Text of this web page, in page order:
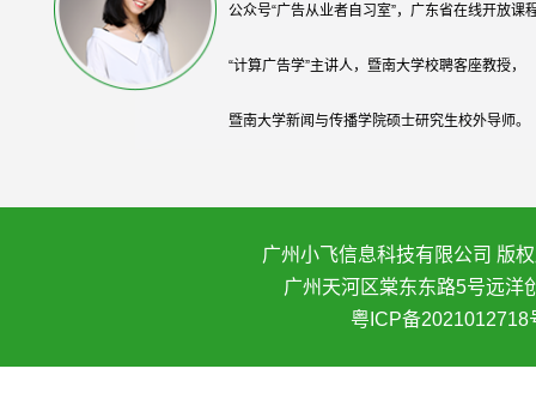
公众号“广告从业者自习室”，广东省在线开放课
“计算广告学”主讲人，暨南大学校聘客座教授，
暨南大学新闻与传播学院硕士研究生校外导师。
广州小飞信息科技有限公司 版
广州天河区棠东东路5号远洋
粤ICP备2021012718